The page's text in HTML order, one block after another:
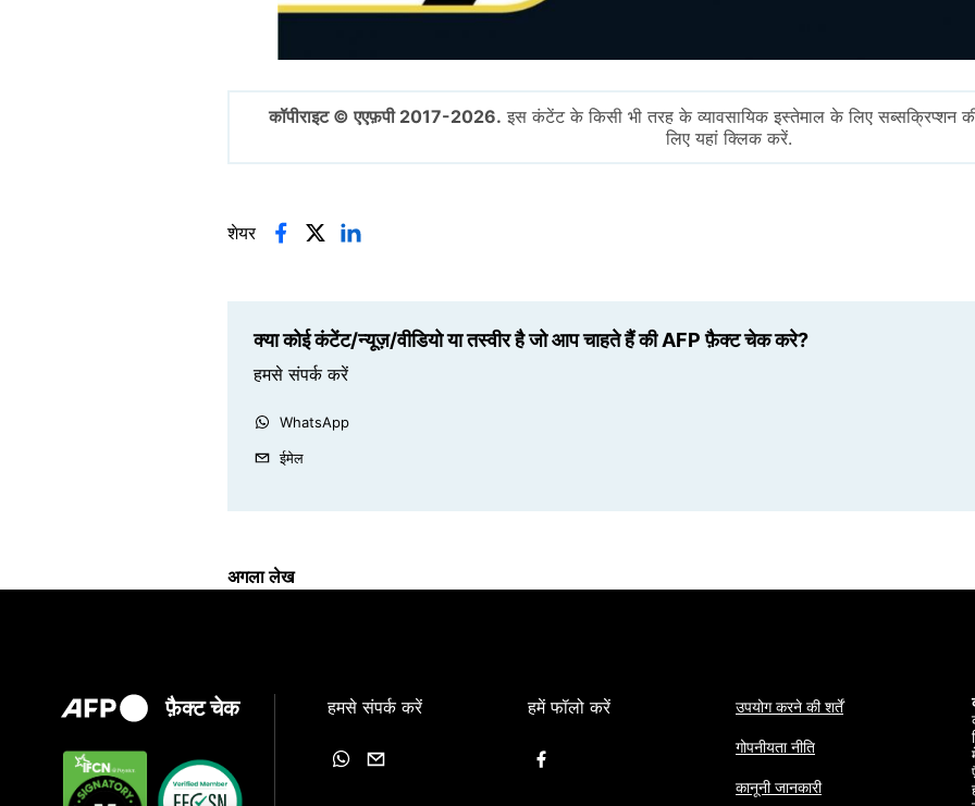
कॉपीराइट © एएफ़पी 2017-2026. इस कंटेंट के किसी भी तरह के व्यावसायिक इस्तेमाल के लिए सब्सक्रिप्शन
लिए यहां क्लिक करें.
शेयर
क्या कोई कंटेंट/न्यूज़/वीडियो या तस्वीर है जो आप चाहते हैं की AFP फ़ैक्ट चेक करे?
हमसे संपर्क करें
WhatsApp
ईमेल
अगला लेख
फ़ैक्ट चेक हमसे संपर्क करें हमें फॉलो करें उपयोग करने की शर्तें
गोपनीयता नीति
कानूनी जानकारी